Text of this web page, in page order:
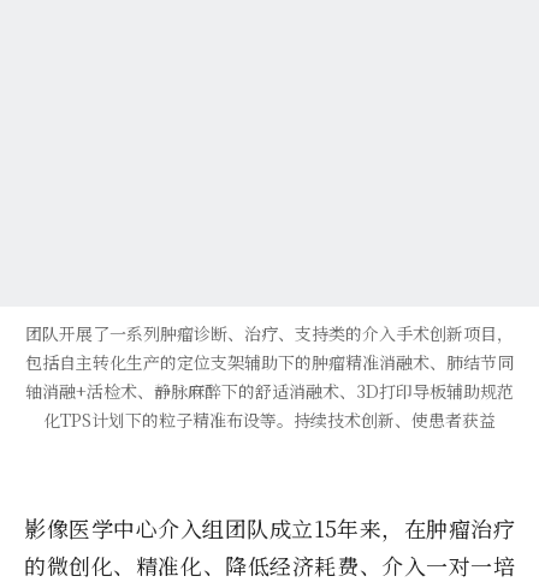
团队开展了一系列肿瘤诊断、治疗、支持类的介入手术创新项目，
包括自主转化生产的定位支架辅助下的肿瘤精准消融术、肺结节同
轴消融+活检术、静脉麻醉下的舒适消融术、3D打印导板辅助规范
化TPS计划下的粒子精准布设等。持续技术创新、使患者获益
影像医学中心介入组团队成立15年来，在肿瘤治疗
的微创化、精准化、降低经济耗费、介入一对一培